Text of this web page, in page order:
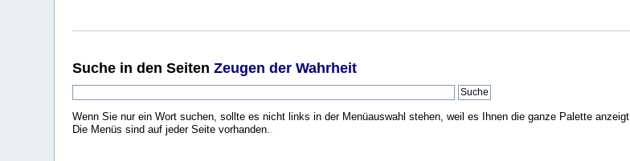
Suche in den SeitenZeugen der Wahrheit
Wenn Sie nur ein Wort suchen, sollte es nicht links in der Menüauswahl stehen, weil es Ihnen die ganze Palette anzeigt.
Die Menüs sind auf jeder Seite vorhanden.